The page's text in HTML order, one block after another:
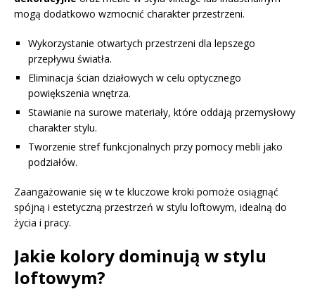
mogą dodatkowo wzmocnić charakter przestrzeni.
Wykorzystanie otwartych przestrzeni dla lepszego
przepływu światła.
Eliminacja ścian działowych w celu optycznego
powiększenia wnętrza.
Stawianie na surowe materiały, które oddają przemysłowy
charakter stylu.
Tworzenie stref funkcjonalnych przy pomocy mebli jako
podziałów.
Zaangażowanie się w te kluczowe kroki pomoże osiągnąć
spójną i estetyczną przestrzeń w stylu loftowym, idealną do
życia i pracy.
Jakie kolory dominują w stylu
loftowym?